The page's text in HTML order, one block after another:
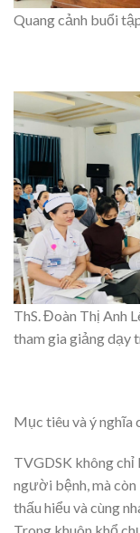
Quang cảnh buổi
ThS. Đoàn Thị Anh
tham gia giảng dạy
Mục tiêu và ý nghĩa
TVGDSK không chỉ
người bệnh, mà còn
thấu hiểu và cùng